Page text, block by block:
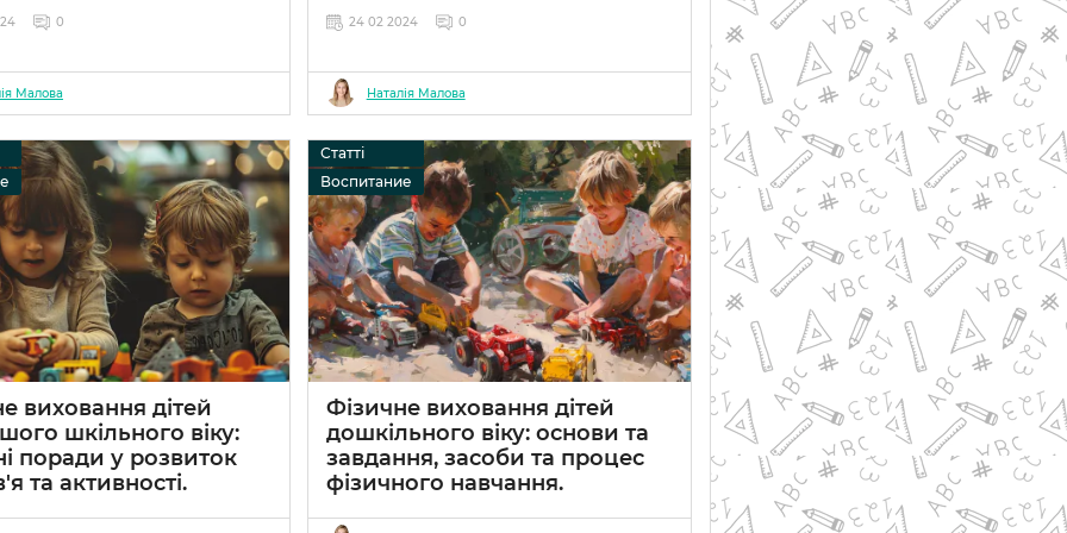
0
Малова
24 02 2024 0
Наталія Малова
виховання дітей
шкільного віку:
поради у розвиток
та активності.
0
Статті
Воспитание
Фізичне виховання дітей
дошкільного віку: основи та
завдання, засоби та процес
фізичного навчання.
24 02 2024
0